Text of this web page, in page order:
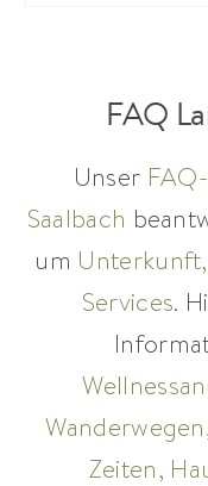
FAQ
Unser
Saalbach
um
Services.
Wanderwegen
Zeiten,